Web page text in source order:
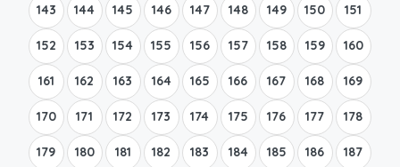
143 144 145 146 147 148 149 150 151
152 153 154 155 156 157 158 159 160
161 162 163 164 165 166 167 168 169
170 171 172 173 174 175 176 177 178
179 180 181 182 183 184 185 186 187